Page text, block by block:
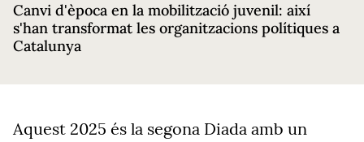
Canvi d'època en la mobilització juvenil: així
s'han transformat les organitzacions polítiques a
Catalunya
Aquest 2025 és la segona Diada amb un